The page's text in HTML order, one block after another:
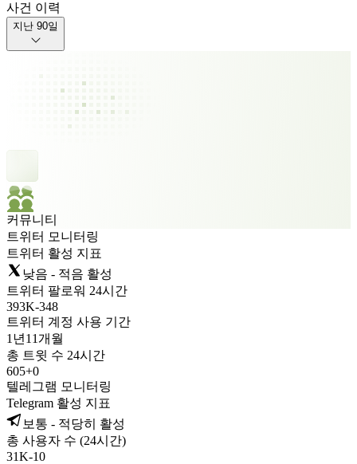
사건 이력
지난 90일
커뮤니티
트위터 모니터링
트위터 활성 지표
낮음 - 적음 활성
트위터 팔로워 24시간
393K-348
트위터 계정 사용 기간
1년 11개월
총 트윗 수 24시간
605+0
텔레그램 모니터링
Telegram 활성 지표
보통 - 적당히 활성
총 사용자 수 (24시간)
31K-10